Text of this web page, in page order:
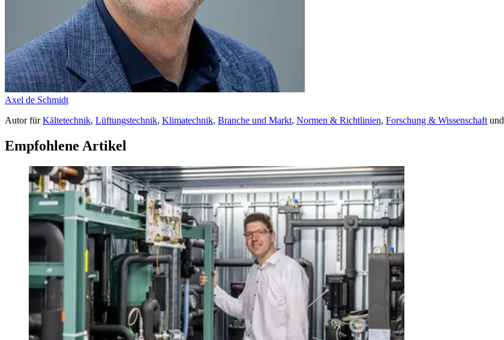
Axel de Schmidt
AutorfürKältetechnik, Lüftungstechnik, Klimatechnik, Branche und Markt, Normen & Richtlinien, Forschung & Wissenschaft und
Empfohlene Artikel